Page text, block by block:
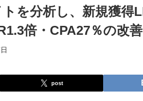
トを分析し、新規獲
倍・CPA27％の改
post